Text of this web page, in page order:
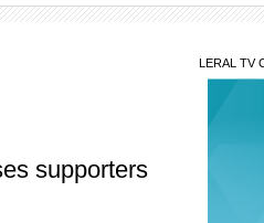
supporters
LERAL TV